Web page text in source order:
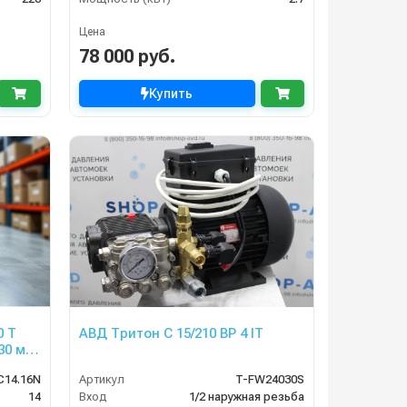
Цена
78 000 руб.
Купить
T
м
14
АВД Тритон C 15/210 BP 4 IT
Артикул
T-FW24030S
Вход
1/2 наружная резьба